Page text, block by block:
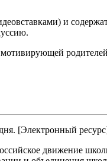
и
мотивирующей
[Электронный
движение